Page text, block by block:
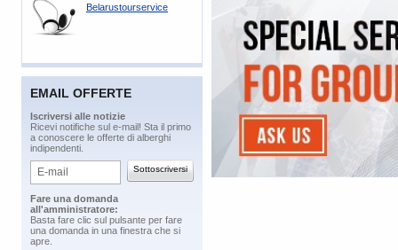
Belarustourservice
EMAIL OFFERTE
​Iscriversi alle notizie
​Ricevi notifiche sul e-mail! Sta il primo
a conoscere le offerte di alberghi
indipendenti.
​Fare una domanda
all'amministratore:
​Basta fare clic sul pulsante per fare
una domanda in una finestra che si
apre.